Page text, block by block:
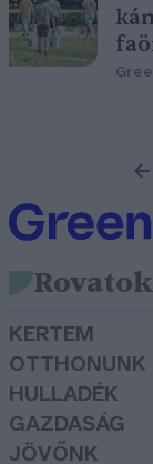
←
Rovatok
KERTEM
OTTHONUNK
HULLADÉK
GAZDASÁG
JÖVŐNK